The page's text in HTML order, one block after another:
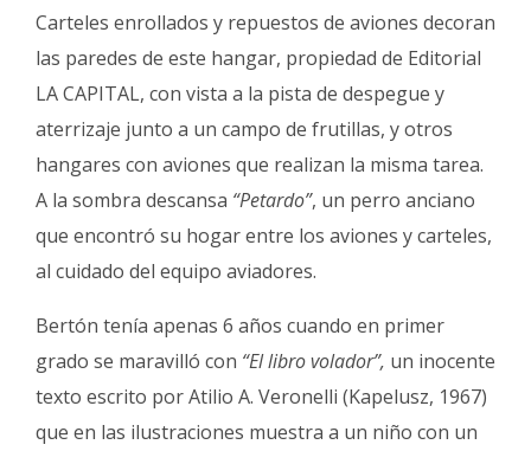
Carteles enrollados y repuestos de aviones decoran
las paredes de este hangar, propiedad de Editorial
LA CAPITAL, con vista a la pista de despegue y
aterrizaje junto a un campo de frutillas, y otros
hangares con aviones que realizan la misma tarea.
A la sombra descansa “Petardo”, un perro anciano
que encontró su hogar entre los aviones y carteles,
al cuidado del equipo aviadores.
Bertón tenía apenas 6 años cuando en primer
grado se maravilló con “El libro volador”, un inocente
texto escrito por Atilio A. Veronelli (Kapelusz, 1967)
que en las ilustraciones muestra a un niño con un